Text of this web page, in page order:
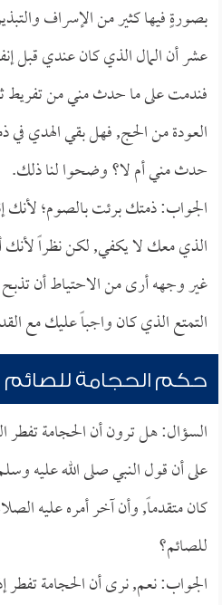
بصورةٍ فيها كثير من الإسراف
عشر أن المال الذي كان عندي قبل
فندمت على ما حدث مني من تفريط
العودة من الحج, فهل بقي الهدي في
حدث مني أم لا؟ وضحوا لنا ذلك.
الجواب: ذمتك برئت بالصوم؛ لأنك
الذي معك لا يكفي, لكن نظراً لأنك
غير وجهه أرى من الاحتياط أن
التمتع الذي كان واجباً عليك مع
حكم الحجامة للصائم
السؤال: هل ترون أن الحجامة تفطر
على أن قول النبي صلى الله عليه
كان متقدماً, وأن آخر أمره عليه
للصائم؟
الجواب: نعم, نرى أن الحجامة تفطر